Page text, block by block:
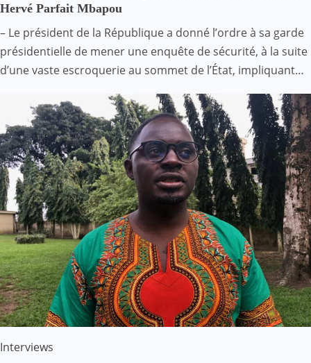
Hervé Parfait Mbapou
– Le président de la République a donné l’ordre à sa garde
présidentielle de mener une enquête de sécurité, à la suite
d’une vaste escroquerie au sommet de l’État, impliquant…
Interviews